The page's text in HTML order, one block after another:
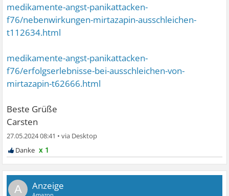
medikamente-angst-panikattacken-
f76/nebenwirkungen-mirtazapin-ausschleichen-
t112634.html
medikamente-angst-panikattacken-
f76/erfolgserlebnisse-bei-ausschleichen-von-
mirtazapin-t62666.html
Beste Grüße
Carsten
27.05.2024 08:41 •
x 1
A